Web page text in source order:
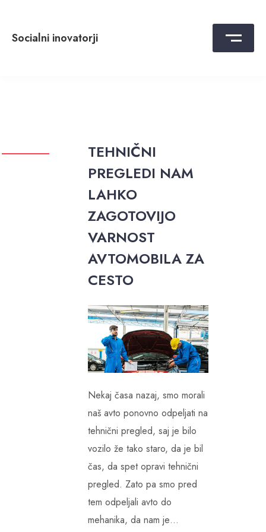
content
Socialni inovatorji
TEHNIČNI
PREGLEDI NAM
LAHKO
ZAGOTOVIJO
VARNOST
AVTOMOBILA ZA
CESTO
Nekaj časa nazaj, smo morali
naš avto ponovno odpeljati na
tehnični pregled, saj je bilo
vozilo že tako staro, da je bil
čas, da spet opravi tehnični
pregled. Zato pa smo pred
tem odpeljali avto do
mehanika, da nam je…